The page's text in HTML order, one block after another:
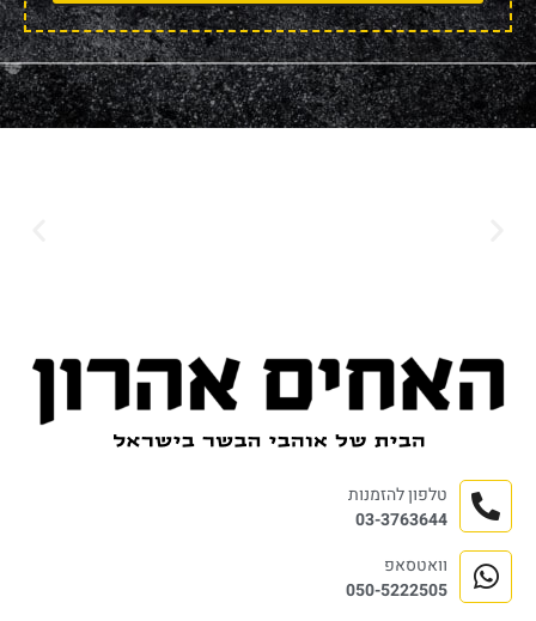
טלפון להזמנות
03-3763644
וואטסאפ
050-5222505